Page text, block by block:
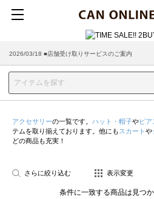
2026/03/18 ■店舗受け取りサービスのご案内
アクセサリーの一覧です。 ハット・帽子やピ
テムを取り揃えております。他にも スカート や
どの商品も充実！
さらに絞り込む 表示変更
条件に一致する商品は見つか